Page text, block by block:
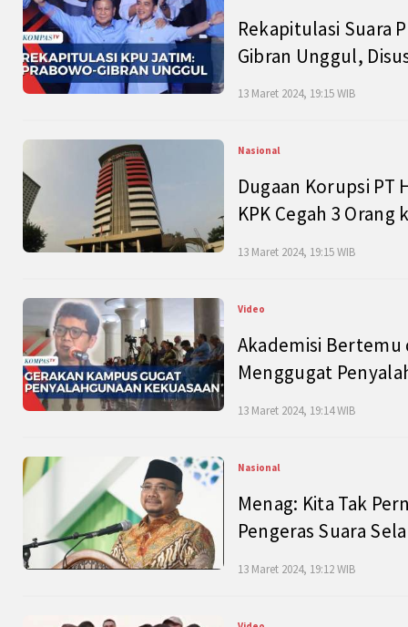
Rekapitulasi Suara
Gibran Unggul,
13 Maret 2024, 19:15 WIB
Nasional
Dugaan Korupsi PT
KPK Cegah 3 Orang
13 Maret 2024, 19:15 WIB
Video
Akademisi Bertemu
Menggugat
13 Maret 2024, 19:14 WIB
Nasional
Menag: Kita Tak
Pengeras Suara
13 Maret 2024, 19:12 WIB